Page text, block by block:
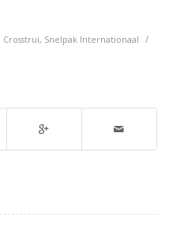
Crosstrui, Snelpak Internationaal /